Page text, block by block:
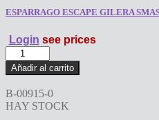
L:40)
cantidad
ESPARRAGO ESCAPE GILERA
Login see prices
ESPARRAGO
ESCAPE
GILERA
SMASH
-
GUERRERO
Añadir al carrito
B-00915-0
HAY STOCK